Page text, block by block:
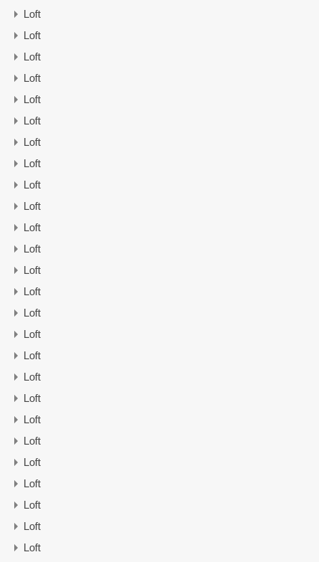
Loft
Loft
Loft
Loft
Loft
Loft
Loft
Loft
Loft
Loft
Loft
Loft
Loft
Loft
Loft
Loft
Loft
Loft
Loft
Loft
Loft
Loft
Loft
Loft
Loft
Loft